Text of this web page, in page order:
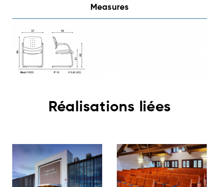
Measures
Réalisations liées